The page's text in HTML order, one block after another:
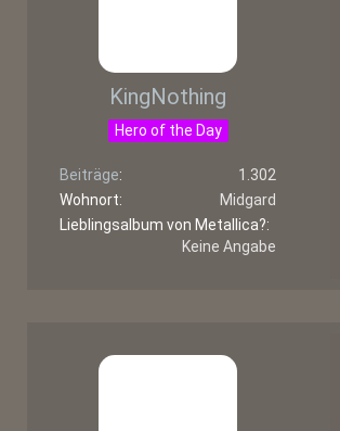
KingNothing
Hero of the Day
Beiträge
1.302
Wohnort
Midgard
Lieblingsalbum von Metallica?
Keine Angabe